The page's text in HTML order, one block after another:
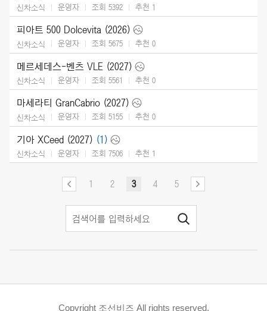
신차소식 운영자 조회 5392 추천 1
피아트 500 Dolcevita (2026)
신차소식 운영자 조회 5675 추천 0
메르세데스-벤츠 VLE (2027)
신차소식 운영자 조회 5561 추천 0
마세라티 GranCabrio (2027)
신차소식 운영자 조회 5155 추천 0
기아 XCeed (2027) (1)
신차소식 운영자 조회 7506 추천 1
1 2 3 4 5
Copyright 조선비즈 All rights reserved.